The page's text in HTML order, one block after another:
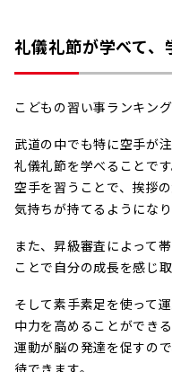
礼儀礼節が学べて、
こどもの習い事ランキン
武道の中でも特に空手が
礼儀礼節を学べることです
空手を習うことで、挨拶
気持ちが持てるようになり
また、昇級審査によって
ことで自分の成長を感じ
そして素手素足を使って
中力を高めることができ
運動が脳の発達を促すの
待できます。